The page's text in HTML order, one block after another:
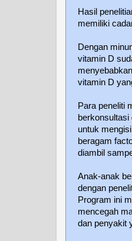
Hasil
memiliki
Dengan
vitamin D
vitamin D
Para peneliti
berkonsultasi
untuk
beragam
diambil
Anak-anak
dengan
Program ini
mencegah
dan penyakit